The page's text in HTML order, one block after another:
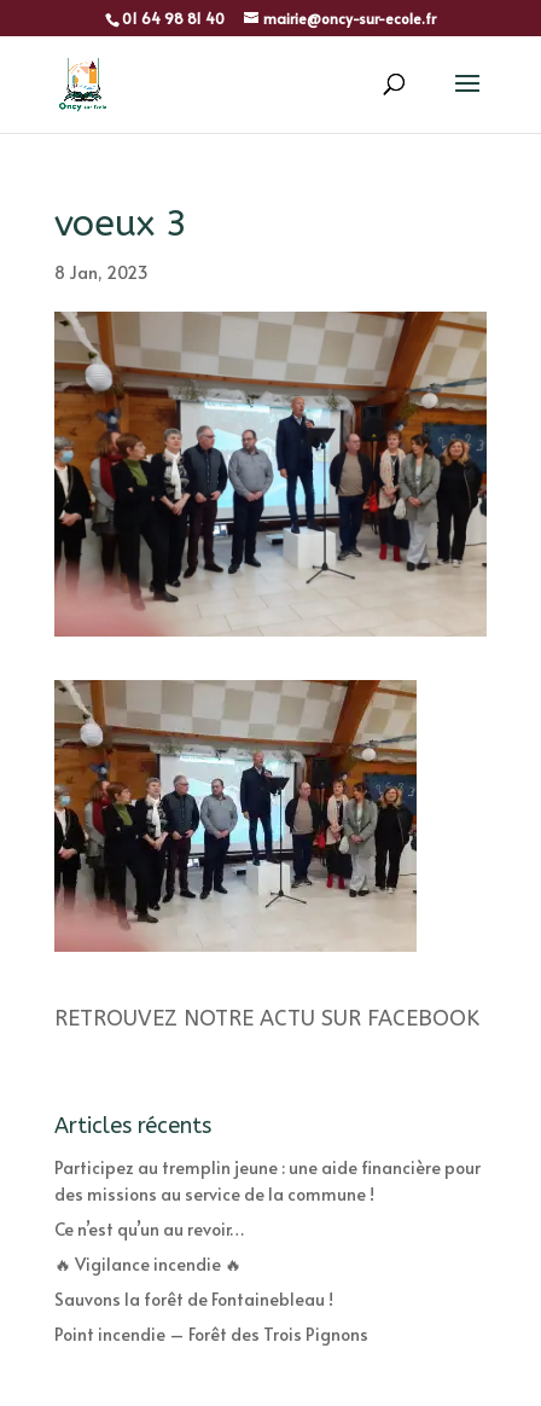
01 64 98 81 40 mairie@oncy-sur-ecole.fr
voeux 3
8 Jan, 2023
RETROUVEZ NOTRE ACTU SUR FACEBOOK
Articles récents
Participez au tremplin jeune : une aide financière pour
des missions au service de la commune !
Ce n’est qu’un au revoir…
🔥 Vigilance incendie 🔥
Sauvons la forêt de Fontainebleau !
Point incendie – Forêt des Trois Pignons